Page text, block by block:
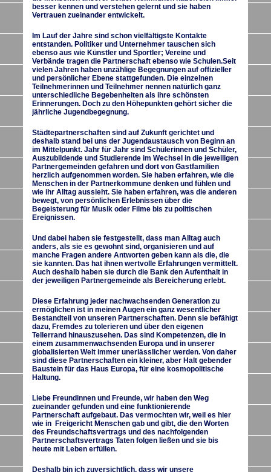
besser kennen und verstehen gelernt und sie haben
Vertrauen zueinander entwickelt.
Im Lauf der Jahre sind schon vielfältigste Kontakte
entstanden. Politiker und Unternehmer tauschen sich
ebenso aus wie Künstler und Sportler; Vereine und
Verbände tragen die Partnerschaft ebenso wie Schulen.Seit
vielen Jahren haben unzählige Begegnungen auf offizieller
und persönlicher Ebene stattgefunden. Die einzelnen
Teilnehmerinnen und Teilnehmer nennen natürlich ganz
unterschiedliche Begebenheiten als ihre schönsten
Erinnerungen. Doch zu den Höhepunkten gehört sicher die
jährliche Jugendbegegnung.
Städtepartnerschaften sind auf Zukunft gerichtet und
deshalb stand bei uns der Jugendaustausch von Beginn an
im Mittelpunkt. Jahr für Jahr sind Schülerinnen und Schüler,
Auszubildende und Studierende im Wechsel in die jeweiligen
Partnergemeinden gefahren und dort von Gastfamilien
herzlich aufgenommen worden. Sie haben erfahren, wie die
Menschen in der Partnerkommune denken und fühlen und
wie ihr Alltag aussieht. Sie haben erfahren, was die anderen
bewegt, von persönlichen Erlebnissen über die
Begeisterung für Musik oder Filme bis zu politischen
Ereignissen.
Und dabei haben sie festgestellt, dass man Alltag auch
anders, als sie es gewohnt sind, organisieren und auf
manche Fragen andere Antworten geben kann als die, die
sie kannten. Das hat ihnen wertvolle Erfahrungen vermittelt.
Auch deshalb haben sie durch die Bank den Aufenthalt in
der jeweiligen Partnergemeinde als Bereicherung erlebt.
Diese Erfahrung jeder nachwachsenden Generation zu
ermöglichen ist in meinen Augen ein ganz wesentlicher
Bestandteil von unseren Partnerschaften. Denn sie befähigt
dazu, Fremdes zu tolerieren und über den eigenen
Tellerrand hinauszusehen. Das sind Kompetenzen, die in
einem zusammenwachsenden Europa und in unserer
globalisierten Welt immer unerlässlicher werden. Von daher
sind diese Partnerschaften ein kleiner, aber Halt gebender
Baustein für das Haus Europa, für eine kosmopolitische
Haltung.
Liebe Freundinnen und Freunde, wir haben den Weg
zueinander gefunden und eine funktionierende
Partnerschaft aufgebaut. Das vermochten wir, weil es hier
wie in Freigericht Menschen gab und gibt, die den Worten
des Freundschaftsvertrags und des nachfolgenden
Partnerschaftsvertrags Taten folgen ließen und sie bis
heute mit Leben erfüllen.
Deshalb bin ich zuversichtlich, dass wir unsere